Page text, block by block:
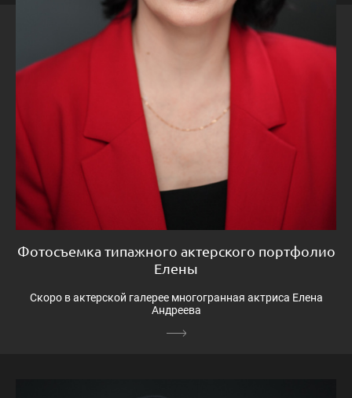
Фотосъемка типажного актерского портфолио
Елены
Скоро в актерской галерее многогранная актриса Елена
Андреева